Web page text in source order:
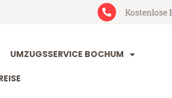
Kostenlose
UMZUGSSERVICE BOCHUM